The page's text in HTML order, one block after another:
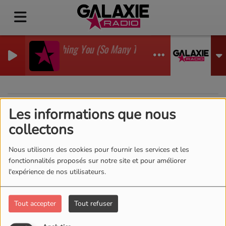
Les informations que nous
collectons
Nous utilisons des cookies pour fournir les services et les
fonctionnalités proposés sur notre site et pour améliorer
l'expérience de nos utilisateurs.
Tout accepter Tout refuser
I'm Watching You (So Many Times) (Sean Finn Remix)
GADJO